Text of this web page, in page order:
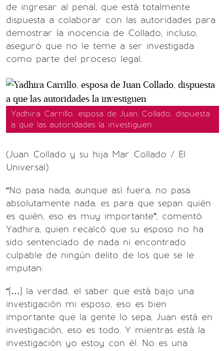
de ingresar al penal, que está totalmente
dispuesta a colaborar con las autoridades para
demostrar la inocencia de Collado, incluso,
aseguró que no le teme a ser investigada
como parte del proceso legal.
Yadhira Carrillo, esposa de Juan Collado, dispuesta
a que las autoridades la investiguen
(Juan Collado y su hija Mar Collado / El
Universal)
“No pasa nada, aunque así fuera, no pasa
absolutamente nada, es para que sepan quién
es quién, eso es muy importante”, comentó
Yadhira, quien recalcó que su esposo no ha
sido sentenciado de nada ni encontrado
culpable de ningún delito de los que se le
imputan:
“[…] la verdad, el saber que está bajo una
investigación mi esposo, eso es bien
importante que la gente lo sepa, Juan está en
investigación, eso es todo. Y mientras está la
investigación yo estoy con él. No es una